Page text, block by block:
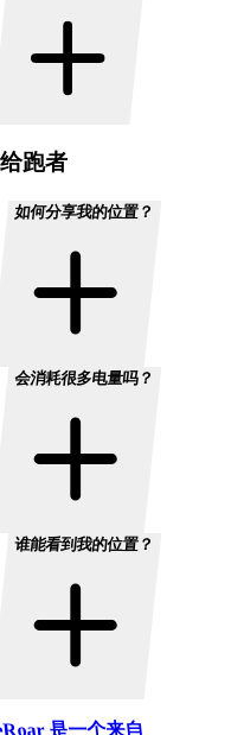
给跑者
如何分享我的位置？
会消耗很多电量吗？
谁能看到我的位置？
是一个来自